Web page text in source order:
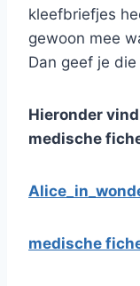
kleefbriefjes
gewoon mee
Dan geef je
Hieronder
medische
medische